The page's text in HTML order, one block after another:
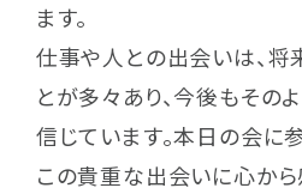
ます。
仕事や人との出会いは、
とが多々あり、今後もその
信じています。本日の会に
この貴重な出会いに心から